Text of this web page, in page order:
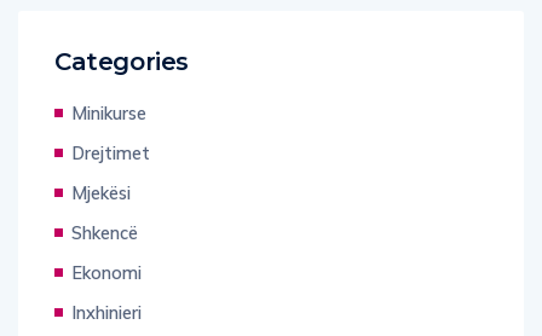
Categories
Minikurse
Drejtimet
Mjekësi
Shkencë
Ekonomi
Inxhinieri